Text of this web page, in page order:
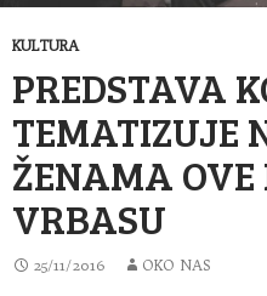
KULTURA
PREDSTAVA
TEMATIZUJE
ŽENAMA OVE
VRBASU
25/11/2016 OKO NAS